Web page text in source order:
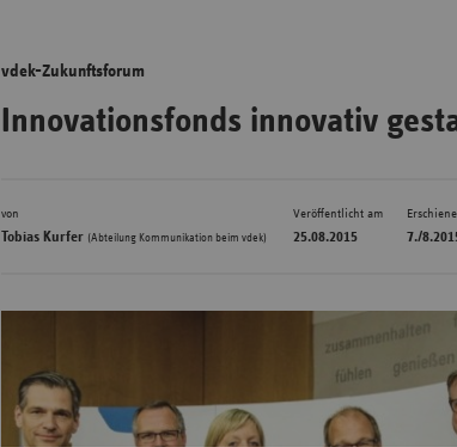
Hessen
vdek-Zukunftsforum
Innovationsfonds innovativ
von
Tobias Kurfer (Abteilung Kommunikation beim vdek)
Veröffentlicht am
25.08.2015 7./